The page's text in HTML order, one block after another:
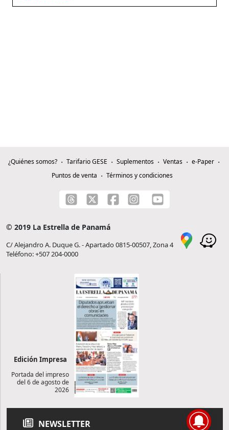
¿Quiénes somos? Tarifario GESE Suplementos Ventas
e-Paper
Puntos de venta
Términos y condiciones
© 2019 La Estrella de Panamá
C/ Alejandro A. Duque G. - Apartado 0815-00507, Zona 4
Teléfono: +507 204-0000
Edición Impresa
Portada del impreso
del 6 de agosto de
2026
NEWSLETTER